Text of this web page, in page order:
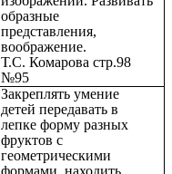
образные
представления,
воображение.
Т.С. Комарова стр.98
№95
Закреплять умение
детей передавать в
лепке форму разных
фруктов с
геометрическими
формами, находить